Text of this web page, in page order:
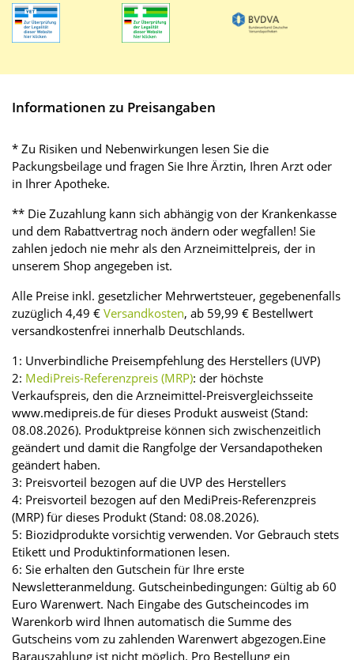
Informationen zu Preisangaben
* Zu Risiken und Nebenwirkungen lesen Sie die
Packungsbeilage und fragen Sie Ihre Ärztin, Ihren Arzt oder
in Ihrer Apotheke.
** Die Zuzahlung kann sich abhängig von der Krankenkasse
und dem Rabattvertrag noch ändern oder wegfallen! Sie
zahlen jedoch nie mehr als den Arzneimittelpreis, der in
unserem Shop angegeben ist.
Alle Preise inkl. gesetzlicher Mehrwertsteuer, gegebenenfalls
zuzüglich 4,49 € Versandkosten, ab 59,99 € Bestellwert
versandkostenfrei innerhalb Deutschlands.
1: Unverbindliche Preisempfehlung des Herstellers (UVP)
2: MediPreis-Referenzpreis (MRP): der höchste
Verkaufspreis, den die Arzneimittel-Preisvergleichsseite
www.medipreis.de für dieses Produkt ausweist (Stand:
08.08.2026). Produktpreise können sich zwischenzeitlich
geändert und damit die Rangfolge der Versandapotheken
geändert haben.
3: Preisvorteil bezogen auf die UVP des Herstellers
4: Preisvorteil bezogen auf den MediPreis-Referenzpreis
(MRP) für dieses Produkt (Stand: 08.08.2026).
5: Biozidprodukte vorsichtig verwenden. Vor Gebrauch stets
Etikett und Produktinformationen lesen.
6: Sie erhalten den Gutschein für Ihre erste
Newsletteranmeldung. Gutscheinbedingungen: Gültig ab 60
Euro Warenwert. Nach Eingabe des Gutscheincodes im
Warenkorb wird Ihnen automatisch die Summe des
Gutscheins vom zu zahlenden Warenwert abgezogen.Eine
Barauszahlung ist nicht möglich. Pro Bestellung ein